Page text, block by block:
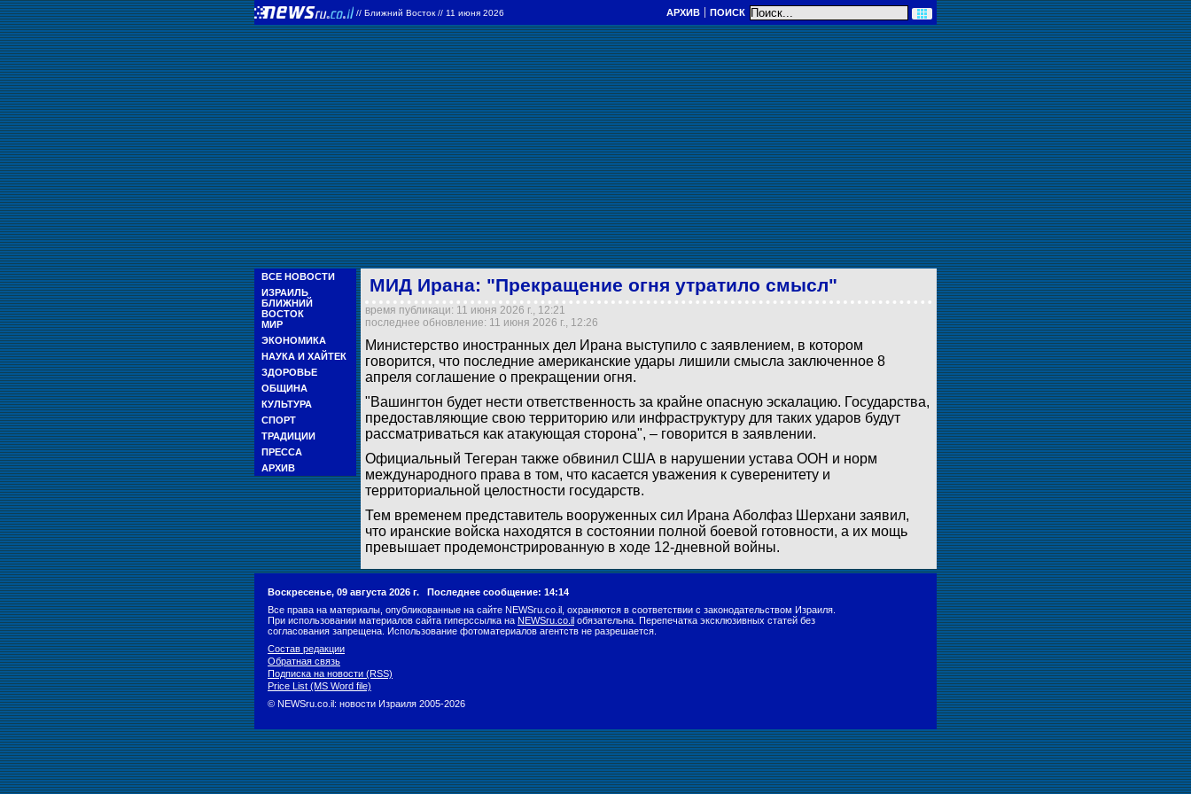
// Ближний Восток // 11 июня 2026 АРХИВ ПОИСК
ВСЕ НОВОСТИ
ИЗРАИЛЬ
БЛИЖНИЙ
ВОСТОК
МИР
ЭКОНОМИКА
НАУКА И ХАЙТЕК
ЗДОРОВЬЕ
ОБЩИНА
КУЛЬТУРА
СПОРТ
ТРАДИЦИИ
ПРЕССА
АРХИВ
МИД Ирана: "Прекращение огня утратило смысл"
время публикаци: 11 июня 2026 г., 12:21
последнее обновление: 11 июня 2026 г., 12:26
Министерство иностранных дел Ирана выступило с заявлением, в котором
говорится, что последние американские удары лишили смысла заключенное 8
апреля соглашение о прекращении огня.
"Вашингтон будет нести ответственность за крайне опасную эскалацию. Государства,
предоставляющие свою территорию или инфраструктуру для таких ударов будут
рассматриваться как атакующая сторона", – говорится в заявлении.
Официальный Тегеран также обвинил США в нарушении устава ООН и норм
международного права в том, что касается уважения к суверенитету и
территориальной целостности государств.
Тем временем представитель вооруженных сил Ирана Аболфаз Шерхани заявил,
что иранские войска находятся в состоянии полной боевой готовности, а их мощь
превышает продемонстрированную в ходе 12-дневной войны.
Воскресенье, 09 августа 2026 г. Последнее сообщение: 14:14
Все права на материалы, опубликованные на сайте NEWSru.co.il, охраняются в соответствии с законодательством Израиля.
При использовании материалов сайта гиперссылка на NEWSru.co.il обязательна. Перепечатка эксклюзивных статей без
согласования запрещена. Использование фотоматериалов агентств не разрешается.
Состав редакции
Обратная связь
Подписка на новости (RSS)
Price List (MS Word file)
© NEWSru.co.il: новости Израиля 2005-2026